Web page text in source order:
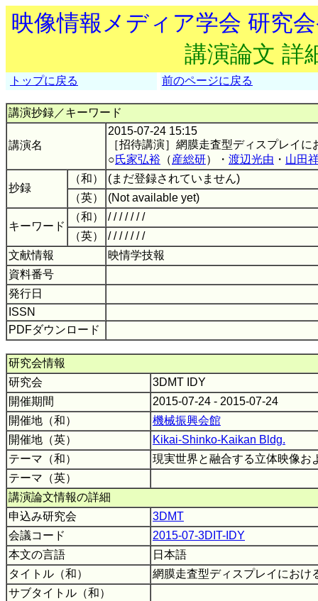
映像情報メディア学会 研究
講演論文 詳
トップに戻る 前のページに戻る
講演抄録／キーワード
講演名
2015-07-24 15:15
［招待講演］網膜走査型ディスプレイ
○氏家弘裕 （産総研）・ 渡辺光由 ・ 山田
抄録
（和）
(まだ登録されていません)
（英）
(Not available yet)
キーワード
（和）
/ / / / / / /
（英）
/ / / / / / /
文献情報
映情学技報
資料番号
発行日
ISSN
PDFダウンロード
研究会情報
研究会
3DMT IDY
開催期間
2015-07-24 - 2015-07-24
開催地（和）
機械振興会館
開催地（英）
Kikai-Shinko-Kaikan Bldg.
テーマ（和）
現実世界と融合する立体映像お
テーマ（英）
講演論文情報の詳細
申込み研究会
3DMT
会議コード
2015-07-3DIT-IDY
本文の言語
日本語
タイトル（和）
網膜走査型ディスプレイにお
サブタイトル（和）